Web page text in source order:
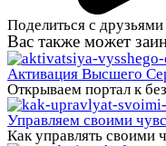
Поделиться с друзьями
Вас также может
Активация Высшего
Открываем портал к
Управляем своими
Как управлять своими